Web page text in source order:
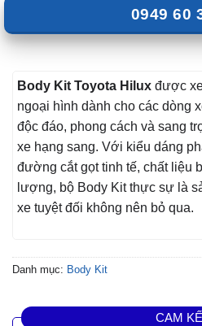
0949 60
Body Kit Toyota Hilux được
ngoại hình dành cho các dòng
độc đáo, phong cách và sang
xe hạng sang. Với kiểu dáng
đường cắt gọt tinh tế, chất liệu
lượng, bộ Body Kit thực sự là
xe tuyệt đối không nên bỏ qua.
Danh mục: Body Kit
CAM